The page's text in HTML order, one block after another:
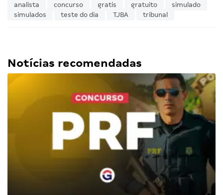
analista concurso gratis gratuito
simulado
simulados
teste do dia TJBA tribunal
Notícias recomendadas